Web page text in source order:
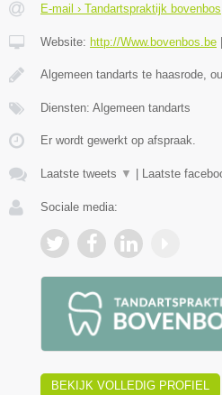
E-mail › Tandartspraktijk bovenbos
Website: http://Www.bovenbos.be |
Algemeen tandarts te haasrode,
Diensten: Algemeen tandarts
Er wordt gewerkt op afspraak.
Laatste tweets ▼ | Laatste
Sociale media:
BEKIJK VOLLEDIG PROFIEL